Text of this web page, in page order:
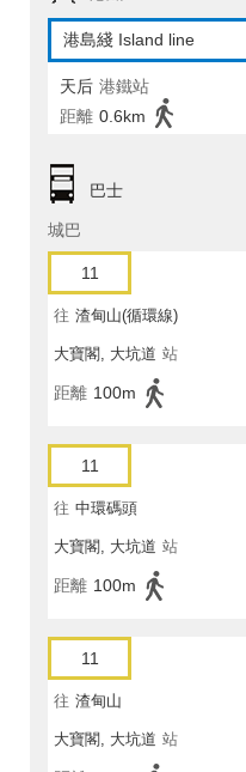
港島綫 Island line
天后 港鐵站
距離 0.6km
巴士
城巴
11
往 渣甸山(循環線)
大寶閣, 大坑道 站
距離 100m
11
往 中環碼頭
大寶閣, 大坑道 站
距離 100m
11
往 渣甸山
大寶閣, 大坑道 站